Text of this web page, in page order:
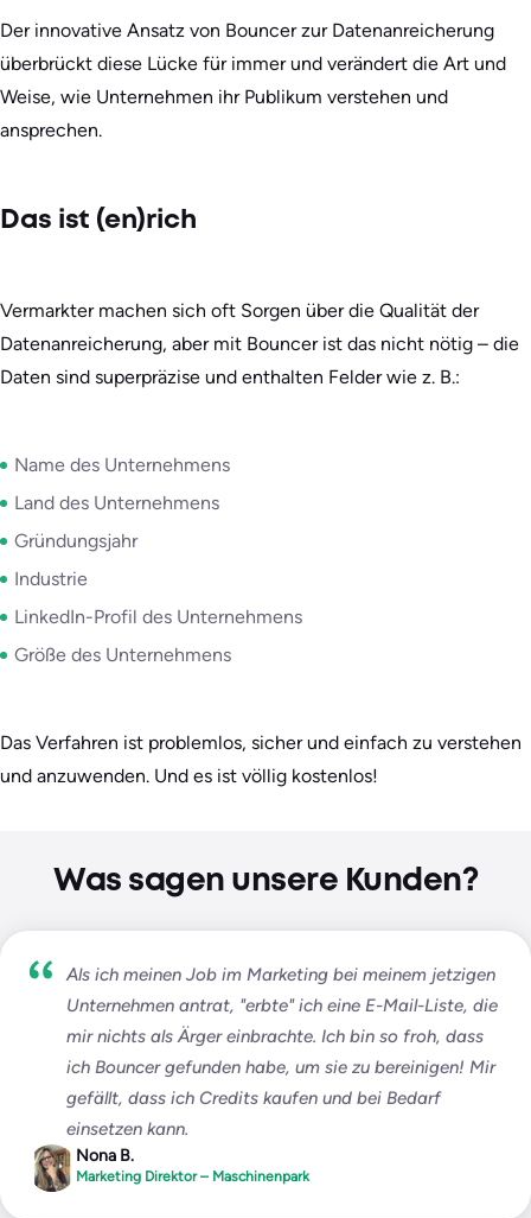
Der innovative Ansatz von Bouncer zur Datenanreicherung
überbrückt diese Lücke für immer und verändert die Art und
Weise, wie Unternehmen ihr Publikum verstehen und
ansprechen.
Das ist (en)rich
Vermarkter machen sich oft Sorgen über die Qualität der
Datenanreicherung, aber mit Bouncer ist das nicht nötig – die
Daten sind superpräzise und enthalten Felder wie z. B.:
Name des Unternehmens
Land des Unternehmens
Gründungsjahr
Industrie
LinkedIn-Profil des Unternehmens
Größe des Unternehmens
Das Verfahren ist problemlos, sicher und einfach zu verstehen
und anzuwenden. Und es ist völlig kostenlos!
Was sagen unsere Kunden?
Als ich meinen Job im Marketing bei meinem jetzigen
Unternehmen antrat, "erbte" ich eine E-Mail-Liste, die
mir nichts als Ärger einbrachte. Ich bin so froh, dass
ich Bouncer gefunden habe, um sie zu bereinigen! Mir
gefällt, dass ich Credits kaufen und bei Bedarf
einsetzen kann.
Nona B.
Marketing Direktor – Maschinenpark